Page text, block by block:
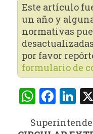
Este artículo
un año y
normativas
por favor
formulario de